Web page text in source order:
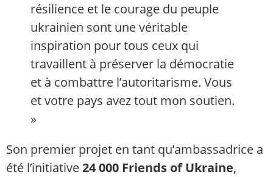
résilience et le courage du peuple
ukrainien sont une véritable
inspiration pour tous ceux qui
travaillent à préserver la démocratie
et à combattre l’autoritarisme. Vous
et votre pays avez tout mon soutien.
»
Son premier projet en tant qu’ambassadrice a
été l’initiative24 000 Friends of Ukraine,